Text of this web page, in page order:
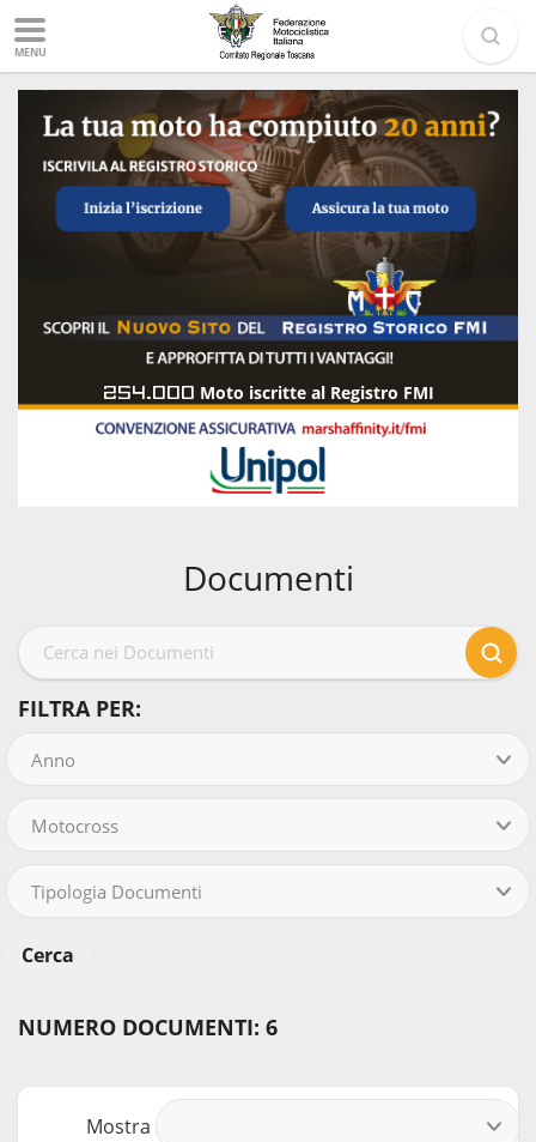
MENU
254.000 Moto iscritte al Registro FMI
Documenti
FILTRA PER:
Anno
Motocross
Tipologia Documenti
NUMERO DOCUMENTI: 6
Mostra